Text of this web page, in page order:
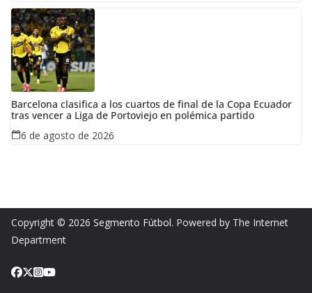
Barcelona clasifica a los cuartos de final de la Copa Ecuador
tras vencer a Liga de Portoviejo en polémica partido
6 de agosto de 2026
Copyright © 2026 Segmento Fútbol. Powered by The Internet
Department